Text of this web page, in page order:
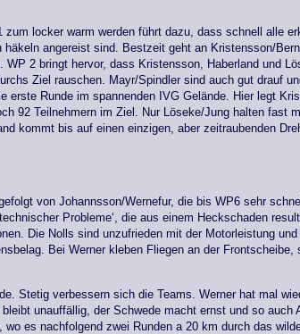
zum locker warm werden führt dazu, dass schnell alle
angereist sind. Bestzeit geht an Kristensson/
WP 2 bringt hervor, dass Kristensson, Haberland und
Ziel rauschen. Mayr/Spindler sind auch gut drauf
erste Runde im spannenden IVG Gelände. Hier legt
92 Teilnehmern im Ziel. Nur Löseke/Jung halten fast
kommt bis auf einen einzigen, aber zeitraubenden
von Johannsson/Wernefur, die bis WP6 sehr
Probleme‘, die aus einem Heckschaden
Die Nolls sind unzufrieden mit der Motorleistung und
Bei Werner kleben Fliegen an der Frontscheibe,
Stetig verbessern sich die Teams. Werner hat mal
unauffällig, der Schwede macht ernst und so auch
wo es nachfolgend zwei Runden a 20 km durch das